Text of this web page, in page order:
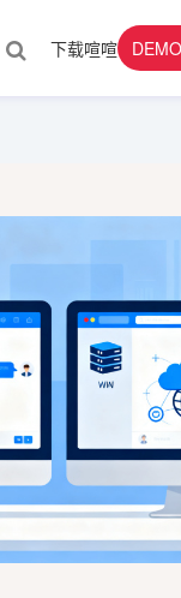
下载喧喧